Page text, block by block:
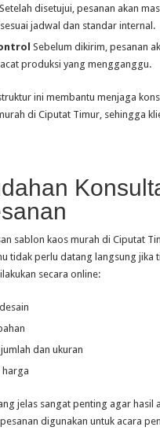
Setelah disetujui, pesanan akan
jadwal dan standar internal.
Sebelum dikirim, pesanan
produksi yang mengganggu.
ini membantu menjaga
di Ciputat Timur, sehingga
sablon kaos murah di Ciputat
tidak perlu datang langsung jika
secara online:
dan ukuran
harga
jelas sangat penting agar hasil
digunakan untuk acara